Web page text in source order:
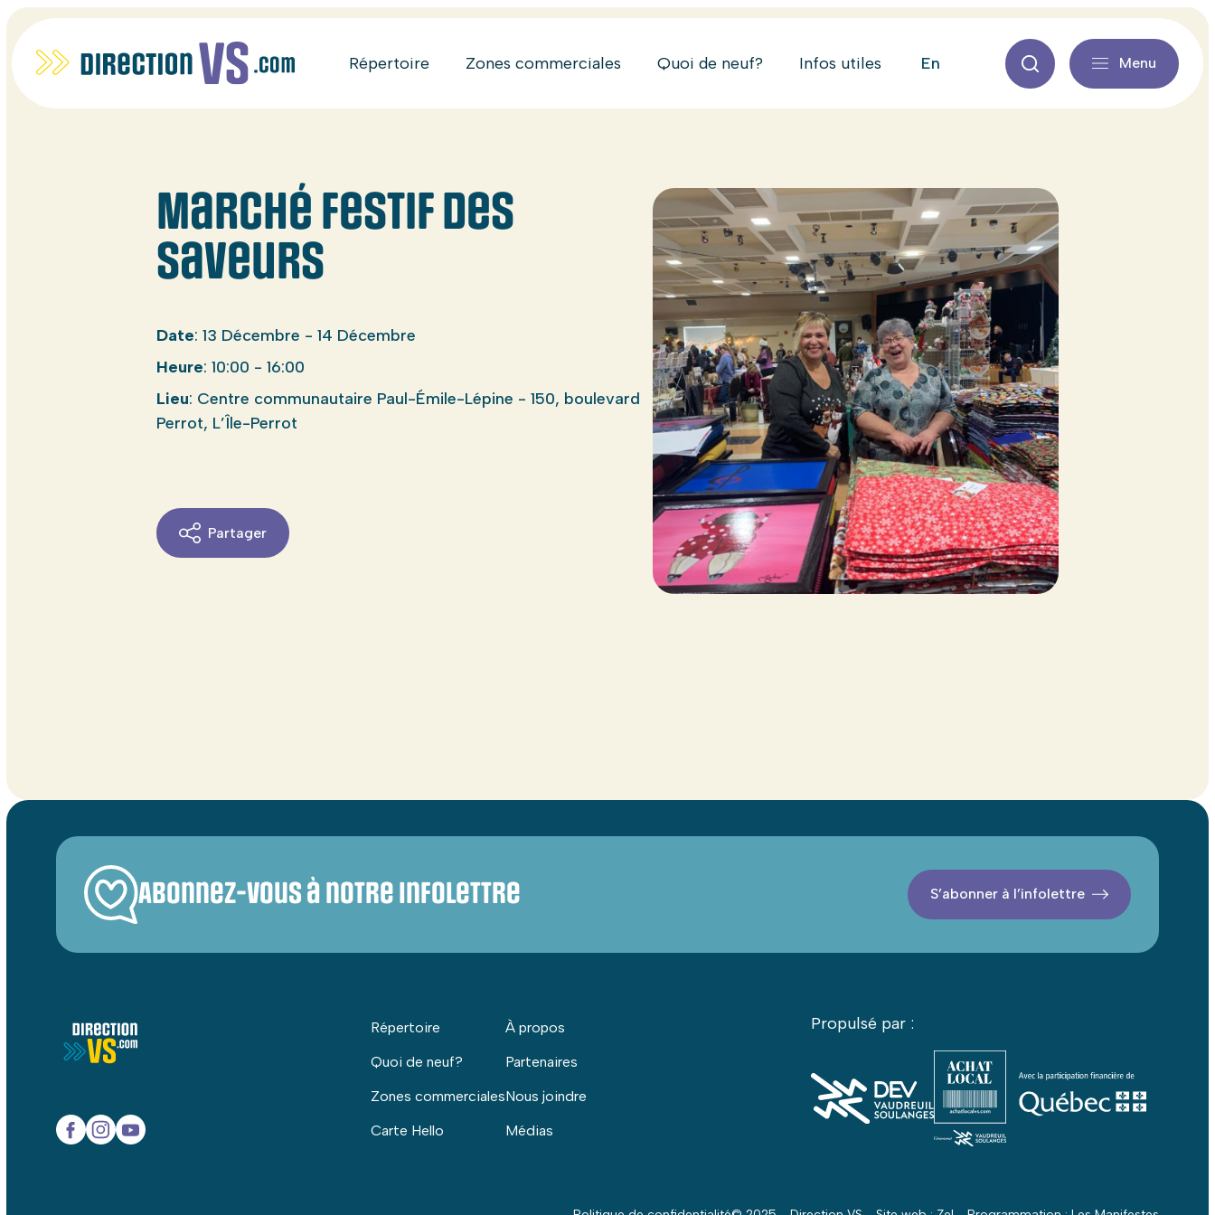
Répertoire Zones commerciales Quoi de neuf? Infos utiles en Menu
Marché festif des
saveurs
Date: 13 Décembre - 14 Décembre
Heure: 10:00 - 16:00
Lieu: Centre communautaire Paul-Émile-Lépine - 150, boulevard
Perrot, L’Île-Perrot
Partager
Abonnez-vous à notre infolettre S’abonner à l’infolettre
Répertoire
Quoi de neuf?
Zones commerciales
Carte Hello
À propos
Partenaires
Nous joindre
Médias
Propulsé par :